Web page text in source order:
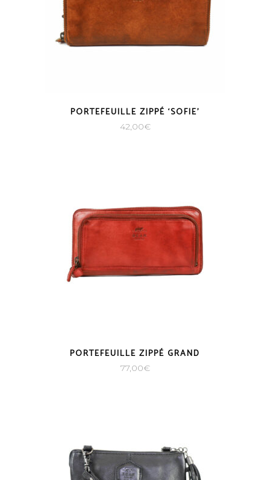
PORTEFEUILLE ZIPPÉ ‘SOFIE’
42,00€
PORTEFEUILLE ZIPPÉ GRAND
77,00€